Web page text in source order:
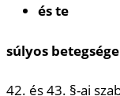
és te
súlyos
42. és 43. §-ai